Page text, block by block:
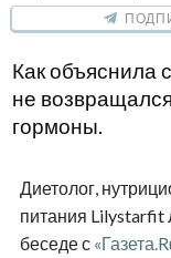
Как объяснила
не
гормоны.
Диетолог,
питания Lilystarfit
беседе с